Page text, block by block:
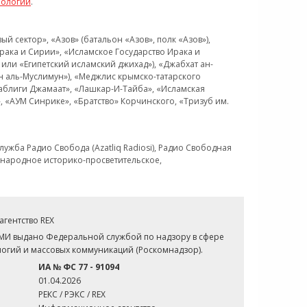
«Азов» (батальон «Азов», полк «Азов»),
и Сирии», «Исламское Государство Ирака и
«Египетский исламский джихад»), «Джабхат ан-
Муслимун»), «Меджлис крымско-татарского
Джамаат», «Лашкар-И-Тайба», «Исламская
Синрике», «Братство» Корчинского, «Тризуб им.
Радио Свобода (Azatliq Radiosi), Радио Свободная
историко-просветительское,
REX
выдано Федеральной службой по надзору в сфере
и массовых коммуникаций (Роскомнадзор).
ИА № ФС 77 - 91094
01.04.2026
РЕКС / РЭКС / REX